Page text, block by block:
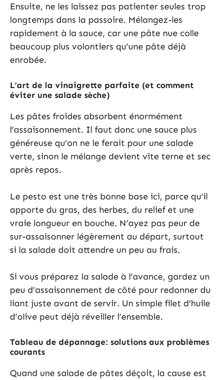
Ensuite, ne les laissez pas patienter seules trop
longtemps dans la passoire. Mélangez-les
rapidement à la sauce, car une pâte nue colle
beaucoup plus volontiers qu’une pâte déjà
enrobée.
L’art de la vinaigrette parfaite (et comment
éviter une salade sèche)
Les pâtes froides absorbent énormément
l’assaisonnement. Il faut donc une sauce plus
généreuse qu’on ne le ferait pour une salade
verte, sinon le mélange devient vite terne et sec
après repos.
Le pesto est une très bonne base ici, parce qu’il
apporte du gras, des herbes, du relief et une
vraie longueur en bouche. N’ayez pas peur de
sur-assaisonner légèrement au départ, surtout
si la salade doit attendre un peu au frais.
Si vous préparez la salade à l’avance, gardez un
peu d’assaisonnement de côté pour redonner du
liant juste avant de servir. Un simple filet d’huile
d’olive peut déjà réveiller l’ensemble.
Tableau de dépannage: solutions aux problèmes
courants
Quand une salade de pâtes déçoit, la cause est